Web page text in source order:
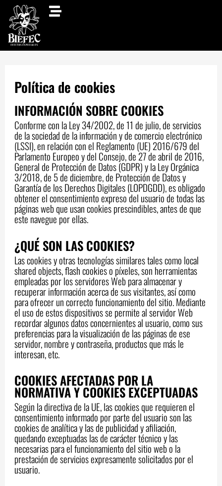
contenido
Política de cookies
INFORMACIÓN SOBRE COOKIES
Conforme con la Ley 34/2002, de 11 de julio, de servicios
de la sociedad de la información y de comercio electrónico
(LSSI), en relación con el Reglamento (UE) 2016/679 del
Parlamento Europeo y del Consejo, de 27 de abril de 2016,
General de Protección de Datos (GDPR) y la Ley Orgánica
3/2018, de 5 de diciembre, de Protección de Datos y
Garantía de los Derechos Digitales (LOPDGDD), es obligado
obtener el consentimiento expreso del usuario de todas las
páginas web que usan cookies prescindibles, antes de que
este navegue por ellas.
¿QUÉ SON LAS COOKIES?
Las cookies y otras tecnologías similares tales como local
shared objects, flash cookies o píxeles, son herramientas
empleadas por los servidores Web para almacenar y
recuperar información acerca de sus visitantes, así como
para ofrecer un correcto funcionamiento del sitio. Mediante
el uso de estos dispositivos se permite al servidor Web
recordar algunos datos concernientes al usuario, como sus
preferencias para la visualización de las páginas de ese
servidor, nombre y contraseña, productos que más le
interesan, etc.
COOKIES AFECTADAS POR LA
NORMATIVA Y COOKIES EXCEPTUADAS
Según la directiva de la UE, las cookies que requieren el
consentimiento informado por parte del usuario son las
cookies de analítica y las de publicidad y afiliación,
quedando exceptuadas las de carácter técnico y las
necesarias para el funcionamiento del sitio web o la
prestación de servicios expresamente solicitados por el
usuario.